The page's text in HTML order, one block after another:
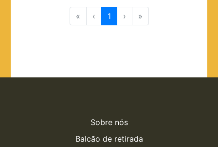
« ‹ 1 › »
Sobre nós
Balcão de retirada